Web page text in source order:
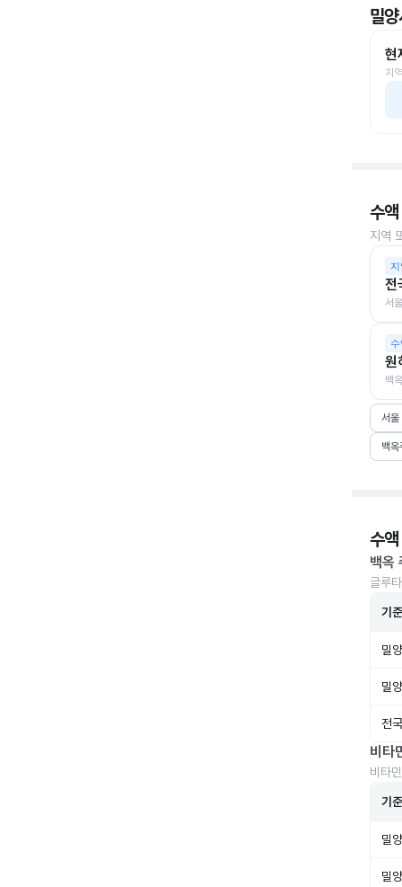
밀
현
지
수
지역
전
서
수
원
백
서울
백
수
백옥
글루
기준
밀
밀
전
비타
비타
기준
밀
밀